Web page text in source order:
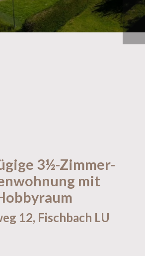
3½-Zimmer-
mit
12, Fischbach LU